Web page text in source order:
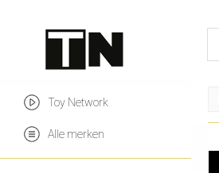
Toy Network
Alle merken